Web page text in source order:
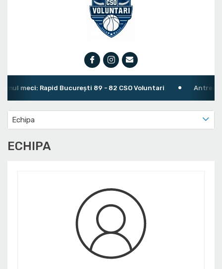
Rapid București 89 - 82 CSO Voluntari Antrenor:
Echipa
ECHIPA